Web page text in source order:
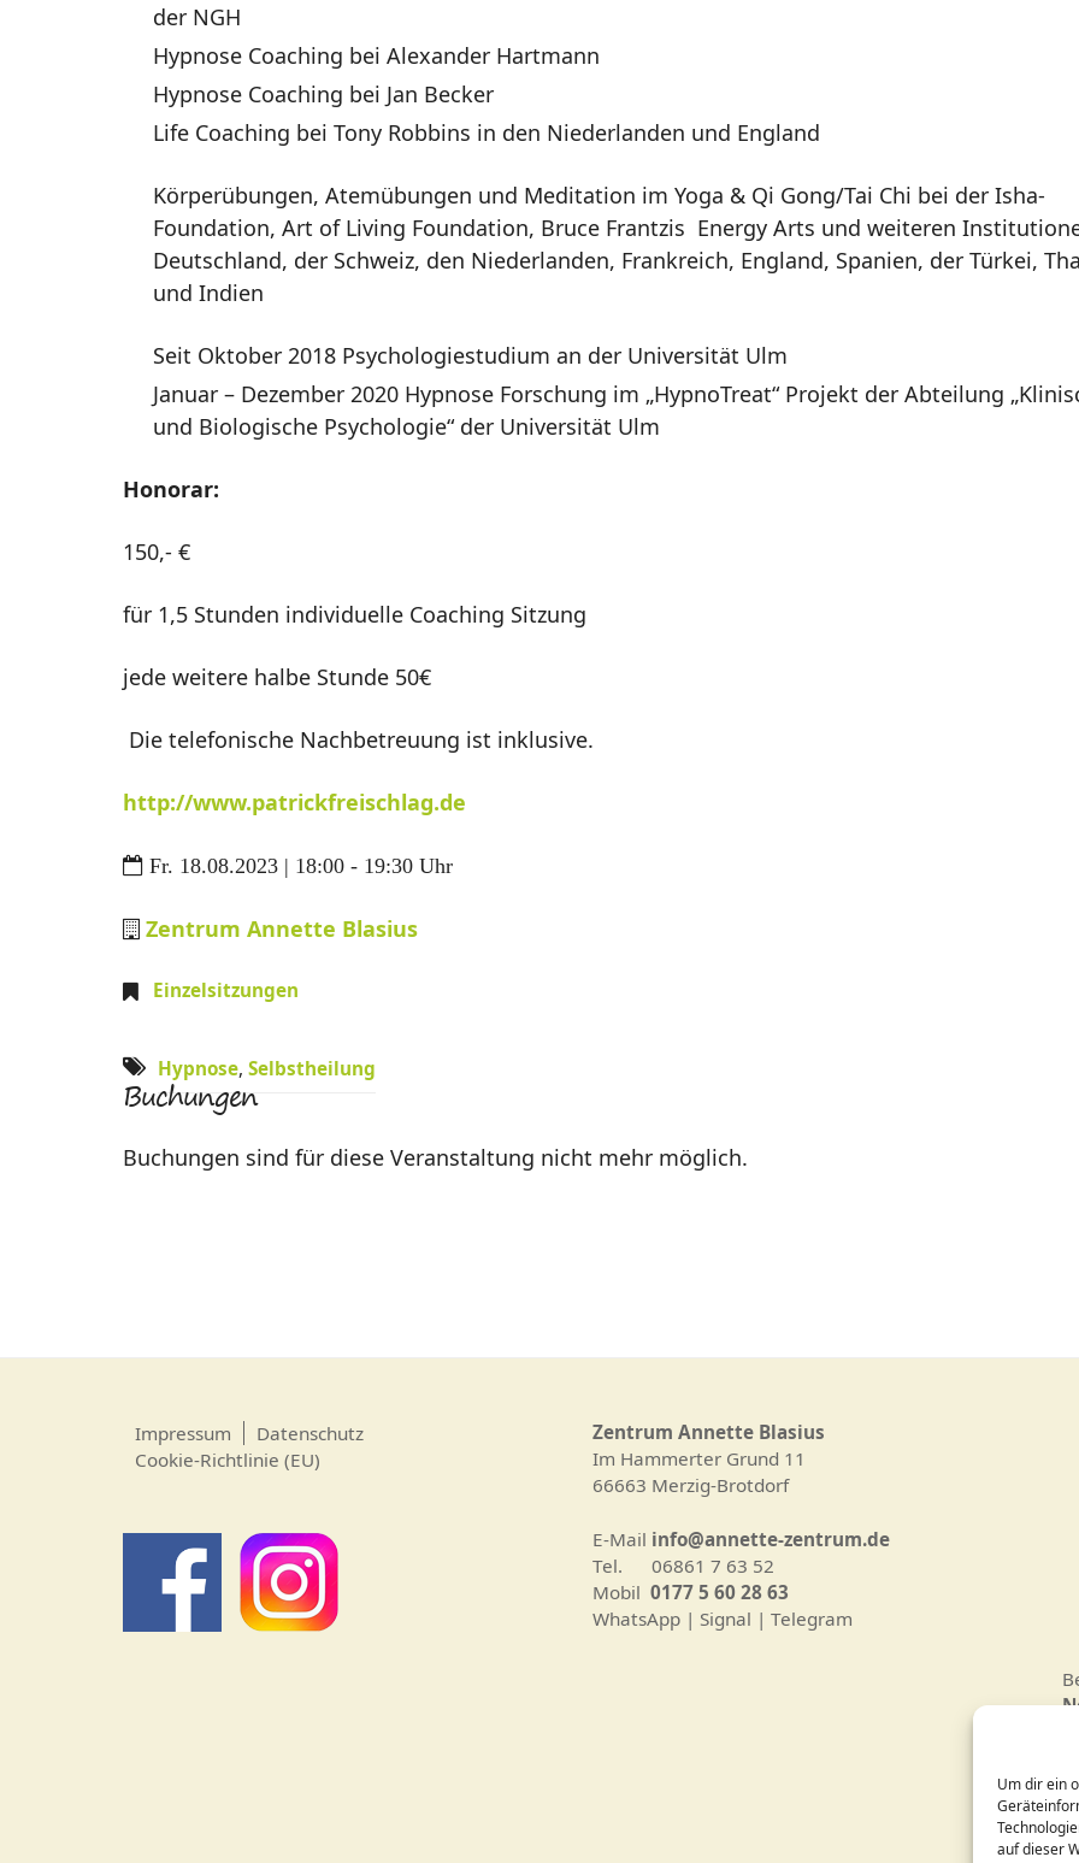
Um dir ein
auf dieser
der NGH
Hypnose Coaching bei Alexander Hartmann
Hypnose Coaching bei Jan Becker
Life Coaching bei Tony Robbins in den Niederlanden und England
Körperübungen, Atemübungen und Meditation im Yoga & Qi Gong/Tai Chi bei der Isha-
Foundation, Art of Living Foundation, Bruce Frantzis Energy Arts und weiteren
Deutschland, der Schweiz, den Niederlanden, Frankreich, England, Spanien, der Türkei,
und Indien
Seit Oktober 2018 Psychologiestudium an der Universität Ulm
Januar – Dezember 2020 Hypnose Forschung im „HypnoTreat“ Projekt der Abteilung
und Biologische Psychologie“ der Universität Ulm
Honorar:
150,- €
für 1,5 Stunden individuelle Coaching Sitzung
jede weitere halbe Stunde 50€
Die telefonische Nachbetreuung ist inklusive.
http://www.patrickfreischlag.de
Fr. 18.08.2023 | 18:00 - 19:30 Uhr
Zentrum Annette Blasius
Einzelsitzungen
Hypnose, Selbstheilung
Buchungen
Buchungen sind für diese Veranstaltung nicht mehr möglich.
Impressum
Datenschutz
Cookie-Richtlinie (EU)
Zentrum Annette Blasius
Im Hammerter Grund 11
66663 Merzig-Brotdorf
E-Mail info@annette-zentrum.de
Tel. 06861 7 63 52
Mobil 0177 5 60 28 63
WhatsApp | Signal | Telegram